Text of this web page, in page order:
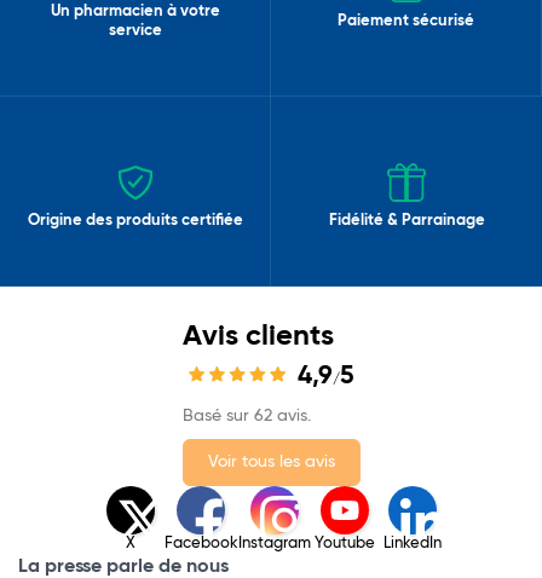
Un pharmacien à votre
service
Paiement sécurisé
Origine des produits certifiée Fidélité & Parrainage
Avis clients
4,9/5
Basé sur 62 avis.
Voir tous les avis
X Facebook Instagram Youtube LinkedIn
La presse parle de nous